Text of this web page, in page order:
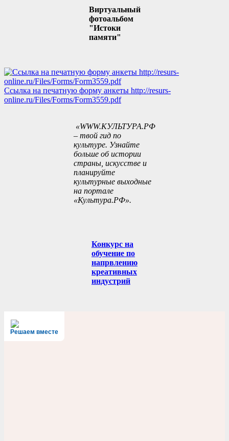
Виртуальный
фотоальбом
"Истоки
памяти"
Ссылка на печатную форму анкеты http://resurs-
online.ru/Files/Forms/Form3559.pdf
«WWW.КУЛЬТУРА.РФ
– твой гид по
культуре. Узнайте
больше об истории
страны, искусстве и
планируйте
культурные выходные
на портале
«Культура.РФ».
Конкурс на
обучение по
напрвлению
креативных
индустрий
Решаем вместе